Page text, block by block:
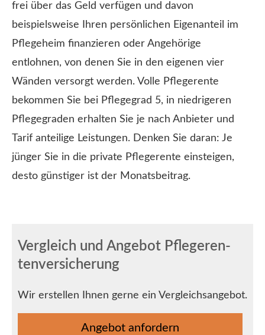
frei über das Geld verfügen und davon
beispielsweise Ihren persönlichen Eigenanteil im
Pflegeheim finanzieren oder Angehörige
entlohnen, von denen Sie in den eigenen vier
Wänden versorgt werden. Volle Pfle­ge­ren­te
bekommen Sie bei Pflegegrad 5, in niedrigeren
Pflegegraden erhalten Sie je nach Anbieter und
Tarif anteilige Leistungen. Denken Sie daran: Je
jünger Sie in die private Pfle­ge­ren­te einsteigen,
desto günstiger ist der Monatsbeitrag.
Vergleich und Angebot Pfle­ge­ren­
tenversicherung
Wir erstellen Ihnen gerne ein Vergleichsangebot.
An­ge­bot an­for­dern